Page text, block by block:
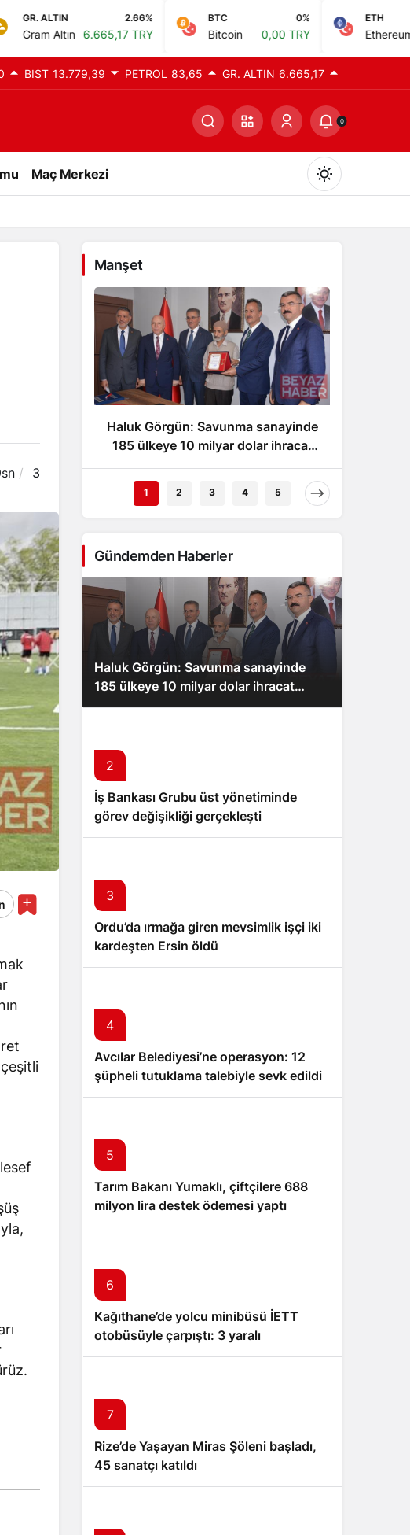
2.66%
TRY
BTC 0%
Bitcoin 0,00 TRY
0%
Ethereum 0,00 TRY
BIST 13.779,39 PETROL 83,65 GR. ALTIN 6.665,17
0
Maç Merkezi
Gündüz Modu
Gündüz modunu seçin.
Gece Modu
Gece modunu seçin.
Sistem Modu
Sistem modunu seçin.
3
Manşet
Haluk Görgün: Savunma sanayinde
185 ülkeye 10 milyar dolar ihracat
hedefi
1 2 3 4 5
Gündemden Haberler
Haluk Görgün: Savunma sanayinde
185 ülkeye 10 milyar dolar ihracat
hedefi
2
İş Bankası Grubu üst yönetiminde
görev değişikliği gerçekleşti
3
Ordu’da ırmağa giren mevsimlik işçi iki
kardeşten Ersin öldü
4
Avcılar Belediyesi’ne operasyon: 12
şüpheli tutuklama talebiyle sevk edildi
5
Tarım Bakanı Yumaklı, çiftçilere 688
milyon lira destek ödemesi yaptı
6
Kağıthane’de yolcu minibüsü İETT
otobüsüyle çarpıştı: 3 yaralı
7
Rize’de Yaşayan Miras Şöleni başladı,
45 sanatçı katıldı